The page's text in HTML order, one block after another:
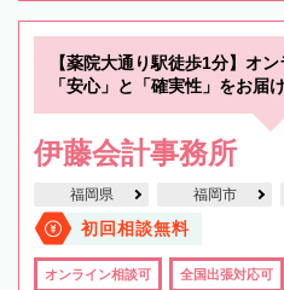
【薬院大通り駅徒歩1分】オ
「安心」と「確実性」をお届
伊藤会計事務所
福岡県 福岡市
初回相談無料
オンライン相談可 全国出張対応可